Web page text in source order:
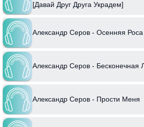
[Давай Друг Друга Украдем]
Александр Серов - Осенняя Роса
Александр Серов - Бесконечная
Александр Серов - Прости Меня